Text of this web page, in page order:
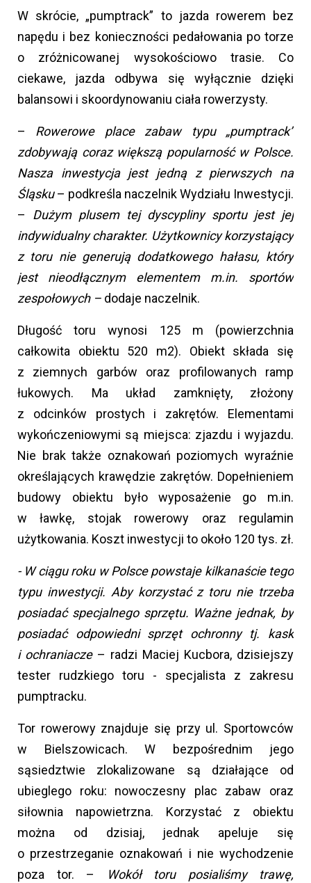
W skrócie, „pumptrack” to jazda rowerem bez
napędu i bez konieczności pedałowania po torze
o zróżnicowanej wysokościowo trasie. Co
ciekawe, jazda odbywa się wyłącznie dzięki
balansowi i skoordynowaniu ciała rowerzysty.
– Rowerowe place zabaw typu „pumptrack”
zdobywają coraz większą popularność w Polsce.
Nasza inwestycja jest jedną z pierwszych na
Śląsku– podkreśla naczelnik Wydziału Inwestycji.
– Dużym plusem tej dyscypliny sportu jest jej
indywidualny charakter. Użytkownicy korzystający
z toru nie generują dodatkowego hałasu, który
jest nieodłącznym elementem m.in. sportów
zespołowych – dodaje naczelnik.
Długość toru wynosi 125 m (powierzchnia
całkowita obiektu 520 m2). Obiekt składa się
z ziemnych garbów oraz profilowanych ramp
łukowych. Ma układ zamknięty, złożony
z odcinków prostych i zakrętów. Elementami
wykończeniowymi są miejsca: zjazdu i wyjazdu.
Nie brak także oznakowań poziomych wyraźnie
określających krawędzie zakrętów. Dopełnieniem
budowy obiektu było wyposażenie go m.in.
w ławkę, stojak rowerowy oraz regulamin
użytkowania. Koszt inwestycji to około 120 tys. zł.
- W ciągu roku w Polsce powstaje kilkanaście tego
typu inwestycji. Aby korzystać z toru nie trzeba
posiadać specjalnego sprzętu. Ważne jednak, by
posiadać odpowiedni sprzęt ochronny tj. kask
i ochraniacze – radzi Maciej Kucbora, dzisiejszy
tester rudzkiego toru - specjalista z zakresu
pumptracku.
Tor rowerowy znajduje się przy ul. Sportowców
w Bielszowicach. W bezpośrednim jego
sąsiedztwie zlokalizowane są działające od
ubieglego roku: nowoczesny plac zabaw oraz
siłownia napowietrzna. Korzystać z obiektu
można od dzisiaj, jednak apeluje się
o przestrzeganie oznakowań i nie wychodzenie
poza tor. –
Wokół toru posialiśmy trawę,